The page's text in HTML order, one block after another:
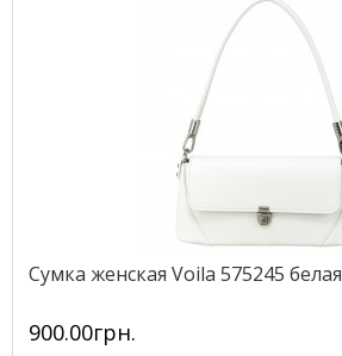
Сумка женская Voila 575245 белая
900.00грн.